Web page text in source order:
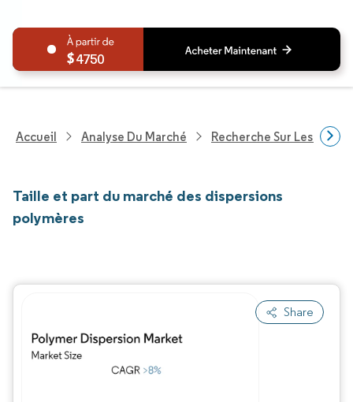
4750
Accueil Analyse Du Marché Recherche Sur Les
Taille et part du marché des dispersions
polymères
Share